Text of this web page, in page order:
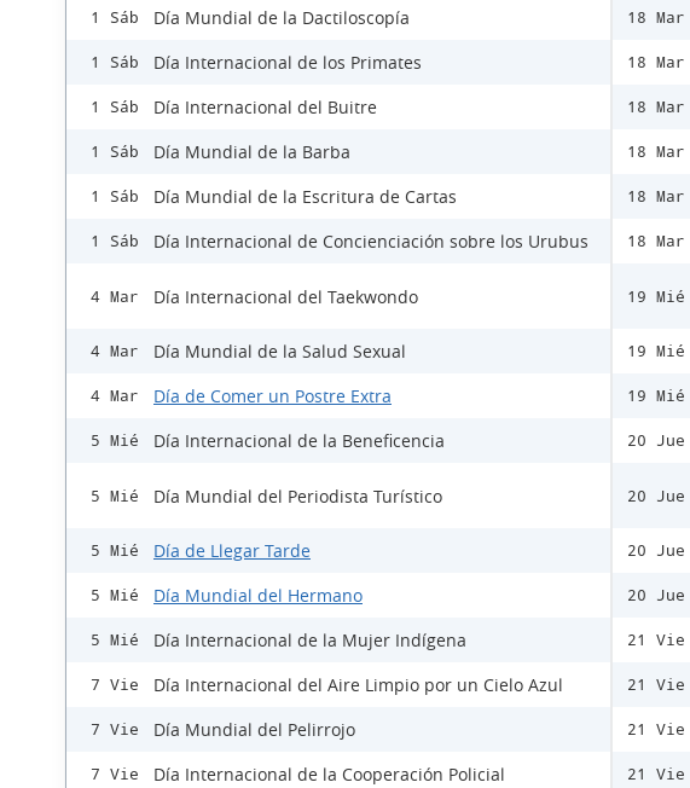
1 Sáb Día Mundial de la Dactiloscopía
1 Sáb Día Internacional de los Primates
1 Sáb Día Internacional del Buitre
1 Sáb Día Mundial de la Barba
1 Sáb Día Mundial de la Escritura de Cartas
1 Sáb Día Internacional de Concienciación sobre los Urubus
4 Mar Día Internacional del Taekwondo
4 Mar Día Mundial de la Salud Sexual
4 Mar Día de Comer un Postre Extra
5 Mié Día Internacional de la Beneficencia
5 Mié Día Mundial del Periodista Turístico
5 Mié Día de Llegar Tarde
5 Mié Día Mundial del Hermano
5 Mié Día Internacional de la Mujer Indígena
7 Vie Día Internacional del Aire Limpio por un Cielo Azul
7 Vie Día Mundial del Pelirrojo
7 Vie Día Internacional de la Cooperación Policial
18 Mar
18 Mar
18 Mar
18 Mar
18 Mar
18 Mar
19 Mié
19 Mié
19 Mié
20 Jue
20 Jue
20 Jue
20 Jue
21 Vie
21 Vie
21 Vie
21 Vie